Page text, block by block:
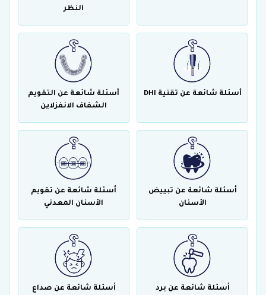
النظر
أسئلة شائعة عن تقنية DHI
أسئلة شائعة عن التقويم
الشفاف الانفزلاين
أسئلة شائعة عن تبييض
الأسنان
أسئلة شائعة عن تقويم
الأسنان المعدني
أسئلة شائعة عن برد
أسئلة شائعة عن صداع